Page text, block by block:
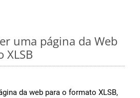
uma página da Web
XLSB
da web para o formato XLSB,